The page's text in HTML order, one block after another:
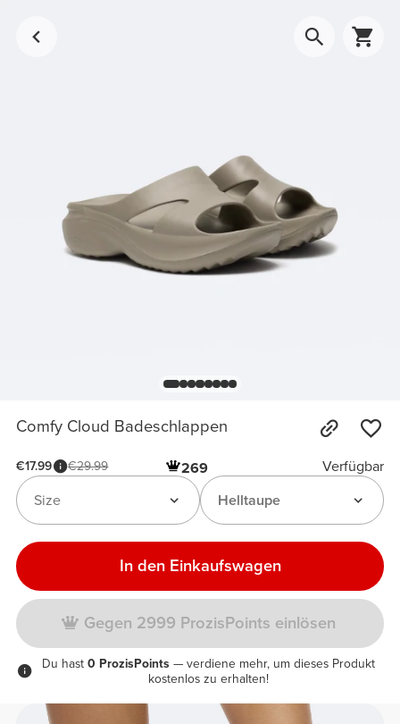
Comfy Cloud Badeschlappen
€17.99 €29.99 269
Verfügbar
Helltaupe
Size
In den Einkaufswagen
Gegen 2999 ProzisPoints einlösen
Du hast 0 ProzisPoints — verdiene mehr, um dieses Produkt
kostenlos zu erhalten!